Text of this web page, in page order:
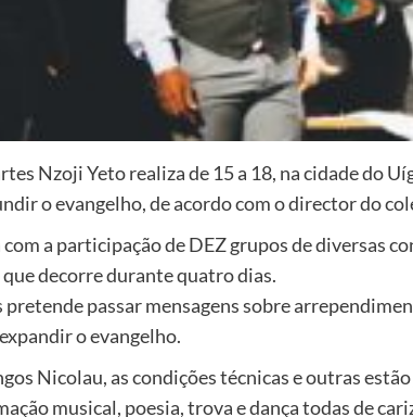
Nzoji Yeto realiza de 15 a 18, na cidade do
o evangelho, de acordo com o director do
a participação de DEZ grupos de diversas
decorre durante quatro dias.
pretende passar mensagens sobre
o evangelho.
Nicolau, as condições técnicas e outras
musical, poesia, trova e dança todas de